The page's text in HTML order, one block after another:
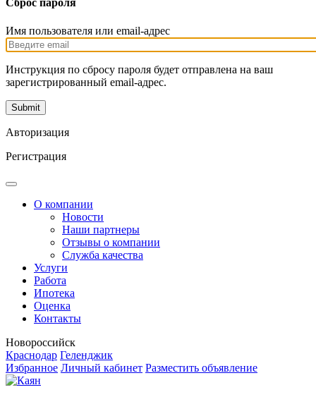
Сброс пароля
Имя пользователя или email-адрес
Инструкция по сбросу пароля будет отправлена на ваш
зарегистрированный email-адрес.
Авторизация
Регистрация
О компании
Новости
Наши партнеры
Отзывы о компании
Служба качества
Услуги
Работа
Ипотека
Оценка
Контакты
Новороссийск
Краснодар Геленджик
Избранное Личный кабинет Разместить объявление